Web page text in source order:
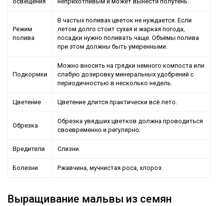
Режим
полива
В частых поливах цветок не нуждается. Если
летом долго стоит сухая и жаркая погода,
посадки нужно поливать чаще. Объёмы полива
при этом должны быть умеренными.
Подкормки
Можно вносить на грядки немного компоста или
слабую дозировку минеральных удобрений с
периодичностью в несколько недель.
Цветение Цветение длится практически всё лето.
Обрезка
Обрезка увядших цветков должна проводиться
своевременно и регулярно.
Вредители Слизни.
Болезни Ржавчина, мучнистая роса, хлороз.
Выращивание мальвы из семян